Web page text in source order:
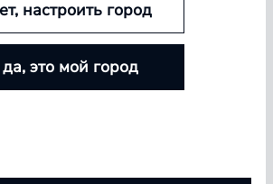
ЛИНЗ — БОЛЬШЕ СКИДКА
линзы Airway и увеличивайте
скидки — от 5% до 15%
нет, настроить город
да, это мой город